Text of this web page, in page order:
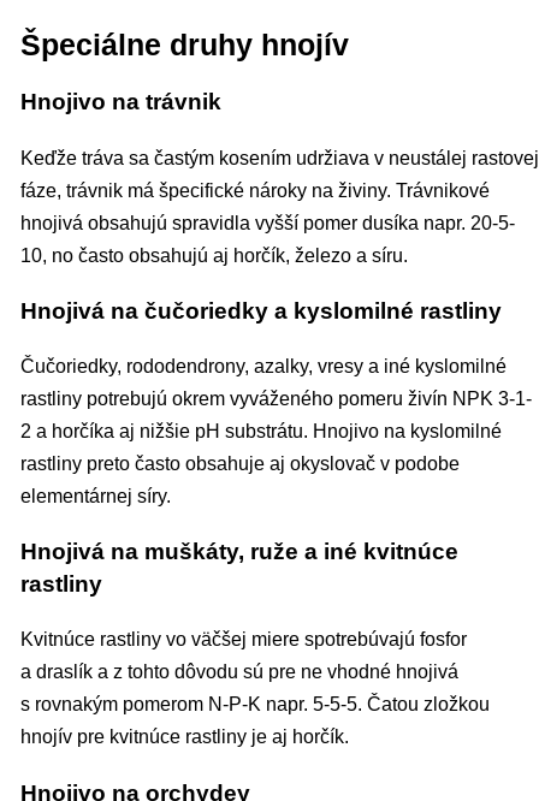
Špeciálne druhy hnojív
Hnojivo na trávnik
Keďže tráva sa častým kosením udržiava v neustálej rastovej
fáze, trávnik má špecifické nároky na živiny. Trávnikové
hnojivá obsahujú spravidla vyšší pomer dusíka napr. 20-5-
10, no často obsahujú aj horčík, železo a síru.
Hnojivá na čučoriedky a kyslomilné rastliny
Čučoriedky, rododendrony, azalky, vresy a iné kyslomilné
rastliny potrebujú okrem vyváženého pomeru živín NPK 3-1-
2 a horčíka aj nižšie pH substrátu. Hnojivo na kyslomilné
rastliny preto často obsahuje aj okyslovač v podobe
elementárnej síry.
Hnojivá na muškáty, ruže a iné kvitnúce
rastliny
Kvitnúce rastliny vo väčšej miere spotrebúvajú fosfor
a draslík a z tohto dôvodu sú pre ne vhodné hnojivá
s rovnakým pomerom N-P-K napr. 5-5-5. Čatou zložkou
hnojív pre kvitnúce rastliny je aj horčík.
Hnojivo na orchydey